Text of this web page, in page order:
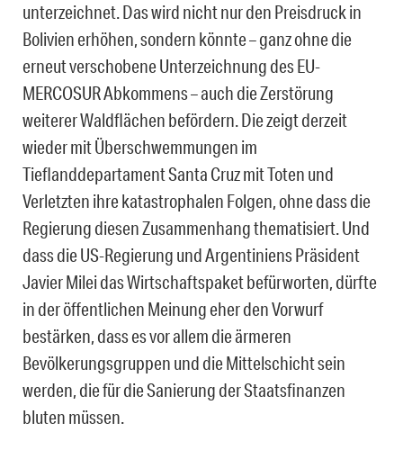
unterzeichnet. Das wird nicht nur den Preisdruck in
Bolivien erhöhen, sondern könnte – ganz ohne die
erneut verschobene Unterzeichnung des EU-
MERCOSUR Abkommens – auch die Zerstörung
weiterer Waldflächen befördern. Die zeigt derzeit
wieder mit Überschwemmungen im
Tieflanddepartament Santa Cruz mit Toten und
Verletzten ihre katastrophalen Folgen, ohne dass die
Regierung diesen Zusammenhang thematisiert. Und
dass die US-Regierung und Argentiniens Präsident
Javier Milei das Wirtschaftspaket befürworten, dürfte
in der öffentlichen Meinung eher den Vorwurf
bestärken, dass es vor allem die ärmeren
Bevölkerungsgruppen und die Mittelschicht sein
werden, die für die Sanierung der Staatsfinanzen
bluten müssen.